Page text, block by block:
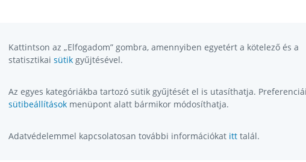
Kattintson az „Elfogadom” gombra, amennyiben egyetért a kötelező és a
statisztikai sütik gyűjtésével.
Az egyes kategóriákba tartozó sütik gyűjtését el is utasíthatja.
sütibeállítások menüpont alatt bármikor módosíthatja.
Adatvédelemmel kapcsolatosan további információkat itt talál.